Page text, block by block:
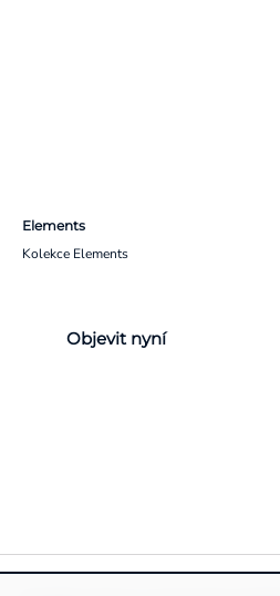
Elements
Kolekce Elements
Objevit nyní